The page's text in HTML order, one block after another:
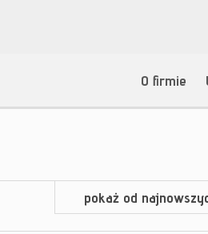
O firmie
pokaż od